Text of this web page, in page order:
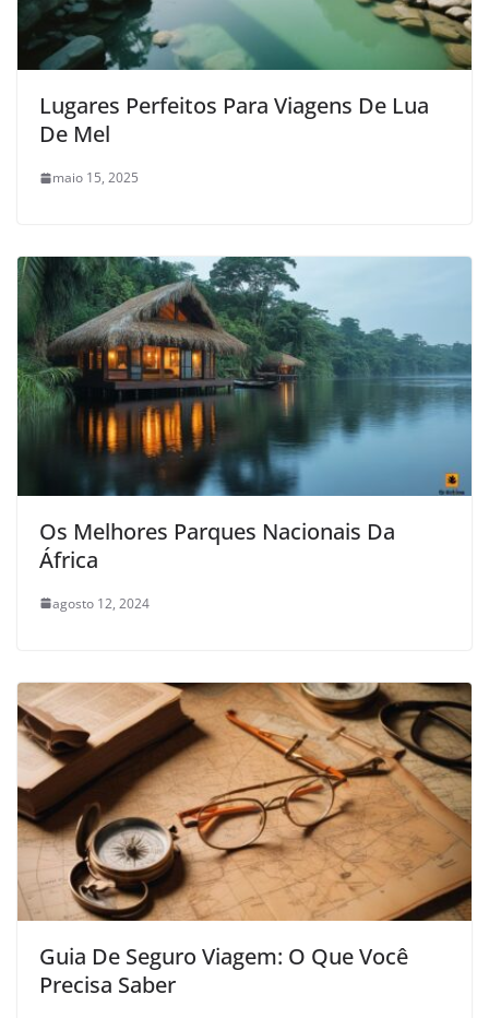
Lugares Perfeitos Para Viagens De Lua
De Mel
maio 15, 2025
Os Melhores Parques Nacionais Da
África
agosto 12, 2024
Guia De Seguro Viagem: O Que Você
Precisa Saber